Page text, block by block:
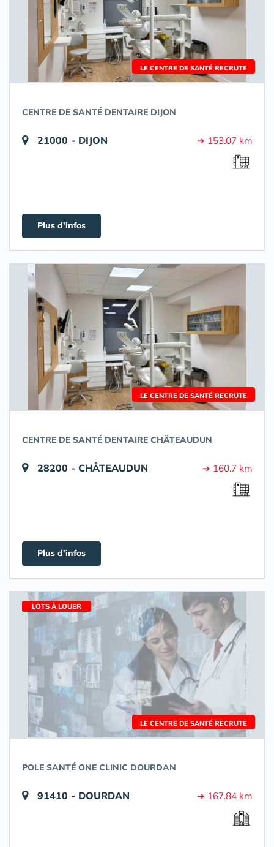
LE CENTRE DE SANTÉ RECRUTE
CENTRE DE SANTÉ DENTAIRE DIJON
21000 - DIJON ➔ 153.07 km
Plus d'infos
LE CENTRE DE SANTÉ RECRUTE
CENTRE DE SANTÉ DENTAIRE CHÂTEAUDUN
28200 - CHÂTEAUDUN ➔ 160.7 km
Plus d'infos
LE CENTRE DE SANTÉ RECRUTE
LOTS À LOUER
POLE SANTÉ ONE CLINIC DOURDAN
91410 - DOURDAN ➔ 167.84 km